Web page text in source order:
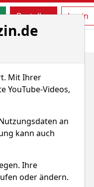
öffnen
Bestellen Login
Mit Ihrer
YouTube-Videos,
an
kann auch
Ihre
oder ändern.